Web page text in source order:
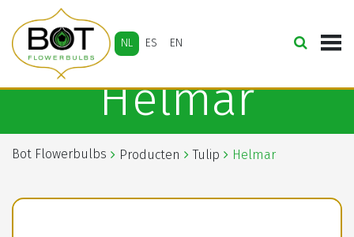
NL ES EN
Helmar
Bot Flowerbulbs Producten Tulip Helmar